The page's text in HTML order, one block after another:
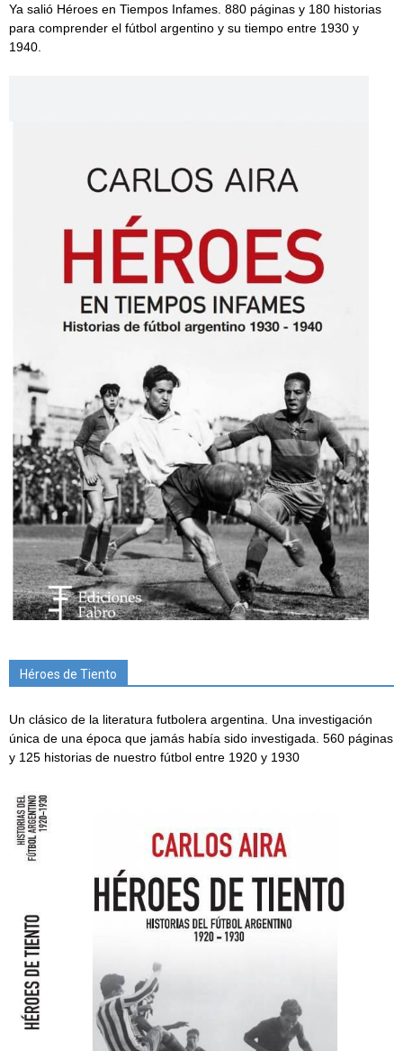
Ya salió Héroes en Tiempos Infames. 880 páginas y 180 historias
para comprender el fútbol argentino y su tiempo entre 1930 y
1940.
Héroes de Tiento
Un clásico de la literatura futbolera argentina. Una investigación
única de una época que jamás había sido investigada. 560 páginas
y 125 historias de nuestro fútbol entre 1920 y 1930